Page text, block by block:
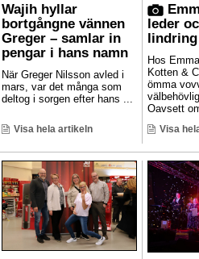
Wajih hyllar
bortgångne vännen
Greger – samlar in
pengar i hans namn
När Greger Nilsson avled i
mars, var det många som
deltog i sorgen efter hans ...
Visa hela artikeln
leder
lindring
Hos
Kotten &
ömma
Oavsett
Visa